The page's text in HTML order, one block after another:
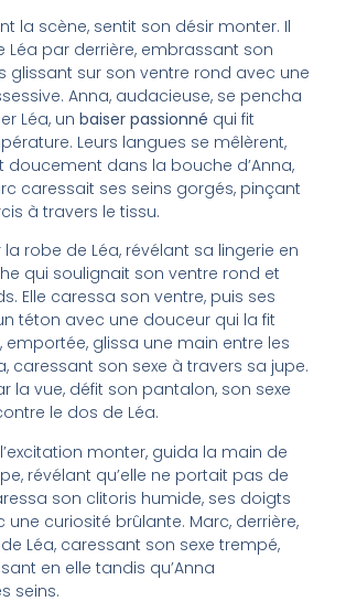
la scène, sentit son désir monter. Il
Léa par derrière, embrassant son
glissant sur son ventre rond avec une
Anna, audacieuse, se pencha
Léa, unbaiser passionné qui fit
Leurs langues se mêlèrent,
doucement dans la bouche d’Anna,
caressait ses seins gorgés, pinçant
à travers le tissu.
la robe de Léa, révélant sa lingerie en
qui soulignait son ventre rond et
Elle caressa son ventre, puis ses
téton avec une douceur qui la fit
emportée, glissa une main entre les
caressant son sexe à travers sa jupe.
la vue, défit son pantalon, son sexe
le dos de Léa.
monter, guida la main de
révélant qu’elle ne portait pas de
son clitoris humide, ses doigts
une curiosité brûlante. Marc, derrière,
Léa, caressant son sexe trempé,
en elle tandis qu’Anna
seins.